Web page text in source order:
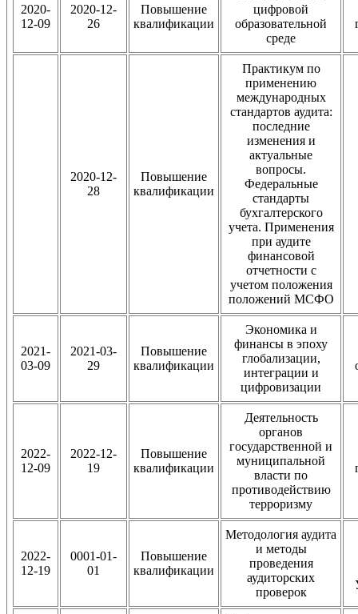
2020-
12-09
2020-12-
26
Повышение
квалификации
цифровой
образовательной
среде
2020-12-
28
Повышение
квалификации
Практикум по
применению
международных
стандартов аудита:
последние
изменения и
актуальные
вопросы.
Федеральные
стандарты
бухгалтерского
учета. Применения
при аудите
финансовой
отчетности с
учетом положения
положений МСФО
2021-
03-09
2021-03-
29
Повышение
квалификации
Экономика и
финансы в эпоху
глобализации,
интеграции и
цифровизации
2022-
12-09
2022-12-
19
Повышение
квалификации
Деятельность
органов
государственной и
муниципальной
власти по
противодействию
терроризму
2022-
12-19
0001-01-
01
Повышение
квалификации
Методология аудита
и методы
проведения
аудиторских
проверок